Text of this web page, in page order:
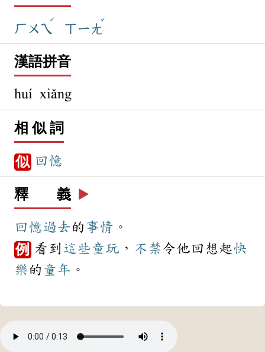
ㄏㄨㄟ
ˊ
ㄒㄧㄤ
ˇ
漢語拼音
huí xiǎng
相 似 詞
似 回憶
釋 義 ▶️
回憶過去 的 事情 。
例 看到 這些 童玩 ， 不禁 令他回想起快
樂 的 童年 。